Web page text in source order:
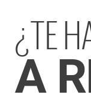
¿TE
A